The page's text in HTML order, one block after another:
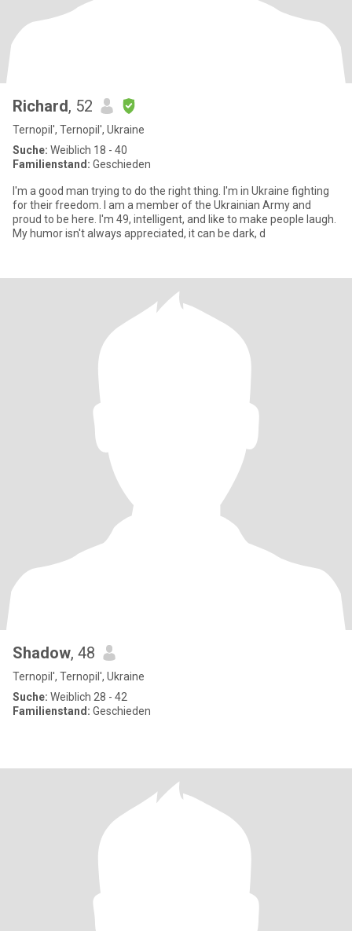
Richard, 52
Ternopil', Ternopil', Ukraine
Suche: Weiblich 18 - 40
Familienstand: Geschieden
I'm a good man trying to do the right thing. I'm in Ukraine fighting
for their freedom. I am a member of the Ukrainian Army and
proud to be here. I'm 49, intelligent, and like to make people laugh.
My humor isn't always appreciated, it can be dark, d
Shadow, 48
Ternopil', Ternopil', Ukraine
Suche: Weiblich 28 - 42
Familienstand: Geschieden